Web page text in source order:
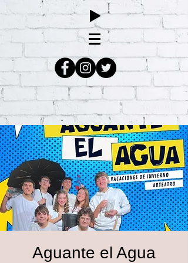
Aguante el Agua